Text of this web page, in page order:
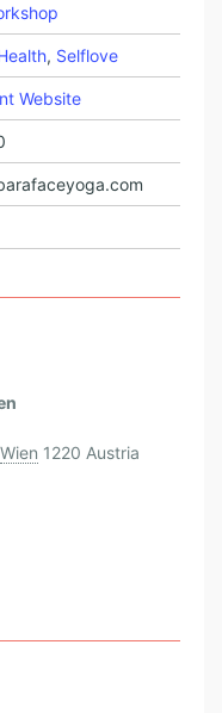
, Selflove
Website
Wien 1220 Austria